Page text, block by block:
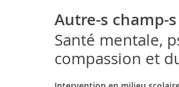
Autre-s champ-
Santé mentale,
compassion et